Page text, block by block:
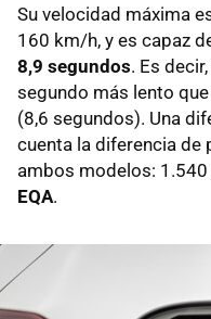
Su velocidad máxima
160 km/h, y es capaz
8,9 segundos. Es
segundo más lento
(8,6 segundos). Una
cuenta la diferencia de
ambos modelos: 1.540
EQA.